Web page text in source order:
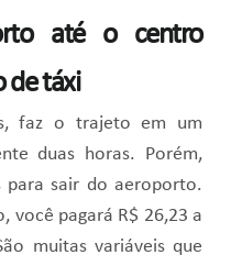
até o centro
de táxi
faz o trajeto em um
duas horas. Porém,
para sair do aeroporto.
você pagará R$ 26,23 a
muitas variáveis que